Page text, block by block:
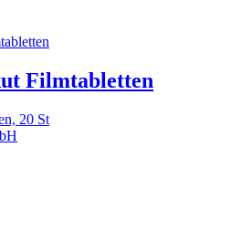
Filmtabletten
20 St